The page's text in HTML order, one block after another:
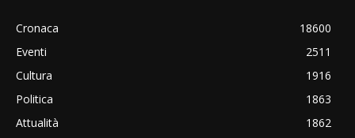
Cronaca
18600
Eventi
2511
Cultura
1916
Politica
1863
Attualità
1862